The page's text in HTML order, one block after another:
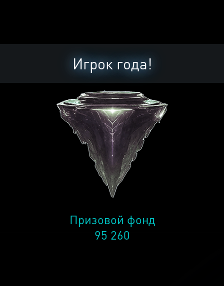
Игрок года!
Призовой фонд
95 260